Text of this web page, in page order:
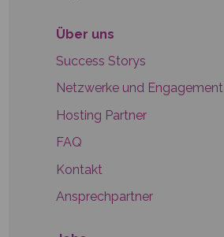
Über uns
Success Storys
Netzwerke und Engagement
Hosting Partner
FAQ
Kontakt
Ansprechpartner